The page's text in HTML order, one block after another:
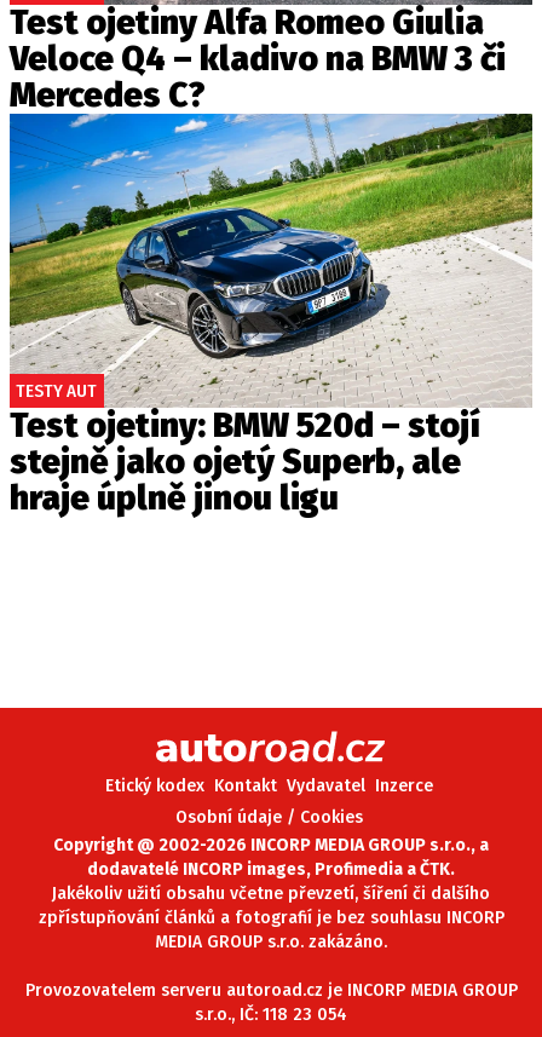
Test ojetiny Alfa Romeo Giulia
Veloce Q4 – kladivo na BMW 3 či
Mercedes C?
TESTY AUT
Test ojetiny: BMW 520d – stojí
stejně jako ojetý Superb, ale
hraje úplně jinou ligu
Etický kodex Kontakt Vydavatel Inzerce
Osobní údaje / Cookies
Copyright @ 2002-2026 INCORP MEDIA GROUP s.r.o., a
dodavatelé INCORP images, Profimedia a ČTK.
Jakékoliv užití obsahu včetne převzetí, šíření či dalšího
zpřístupňování článků a fotografií je bez souhlasu INCORP
MEDIA GROUP s.r.o. zakázáno.
Provozovatelem serveru autoroad.cz je INCORP MEDIA GROUP
s.r.o., IČ: 118 23 054